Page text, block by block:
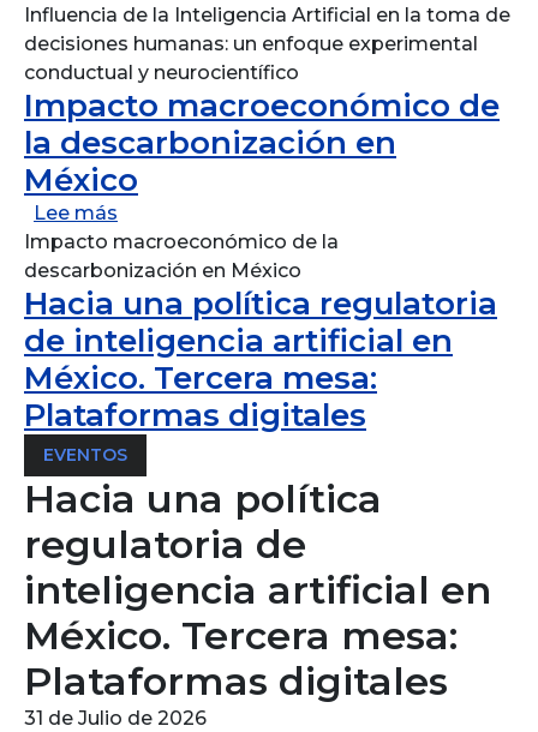
Influencia de la Inteligencia Artificial en la toma de
decisiones humanas: un enfoque experimental
conductual y neurocientífico
Impacto macroeconómico de
la descarbonización en
México
Lee más
Impacto macroeconómico de la
descarbonización en México
Hacia una política regulatoria
de inteligencia artificial en
México. Tercera mesa:
Plataformas digitales
EVENTOS
Hacia una política
regulatoria de
inteligencia artificial en
México. Tercera mesa:
Plataformas digitales
31 de Julio de 2026